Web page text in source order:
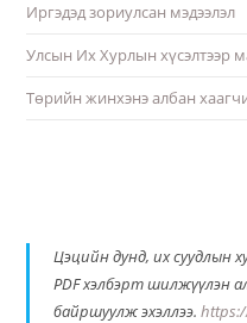
Иргэдэд зориулсан мэдээлэл
Улсын Их Хурлын хүсэлтээр
Төрийн жинхэнэ албан
Цэцийн дунд, их суудлын
PDF хэлбэрт шилжүүлэн
байршуулж эхэллээ.